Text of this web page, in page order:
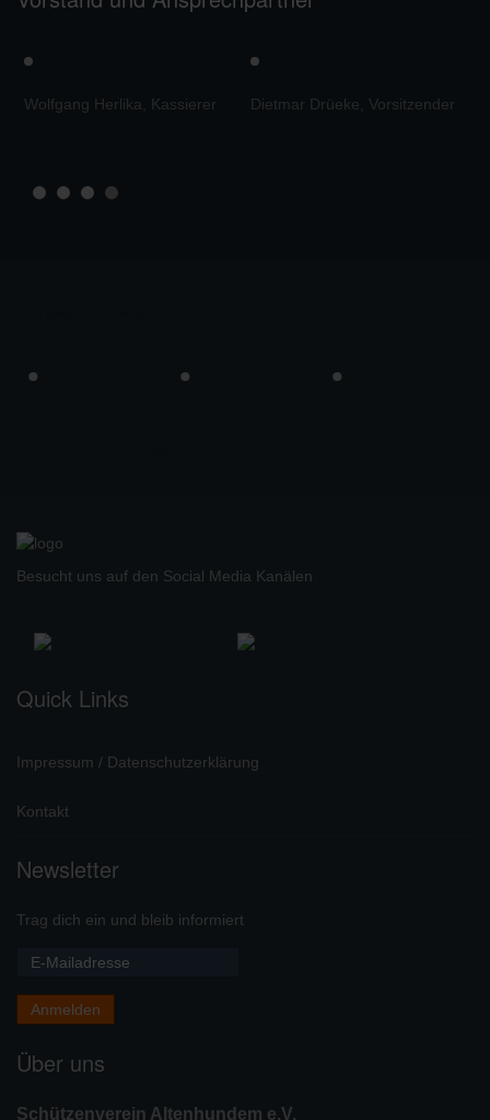
Wolfgang Herlika, Kassierer Dietmar Drüeke, Vorsitzender
Besucht uns auf den Social Media Kanälen
Quick Links
Impressum / Datenschutzerklärung
Kontakt
Newsletter
Trag dich ein und bleib informiert
Über uns
Schützenverein Altenhundem e.V.